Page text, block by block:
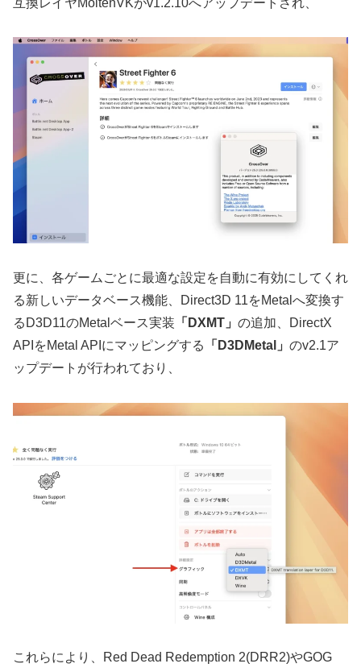
更に、各ゲームごとに最適な設定を自動に有効にしてくれ
る新しいデータベース機能、Direct3D 11をMetalへ変換す
るD3D11のMetalベース実装 「DXMT」 の追加、DirectX
APIをMetal APIにマッピングする
「D3DMetal」 のv2.1ア
ップデートが行われており、
これらにより、Red Dead Redemption 2(DRR2)やGOG